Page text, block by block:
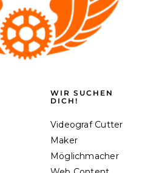
WIR SUCHEN
DICH!
Videograf Cutter
Maker
Möglichmacher